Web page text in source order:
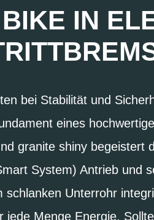
IN
bei Stabilität und
eines
granite shiny begeistert
System) Antrieb und
Unterrohr
Menge Energie.